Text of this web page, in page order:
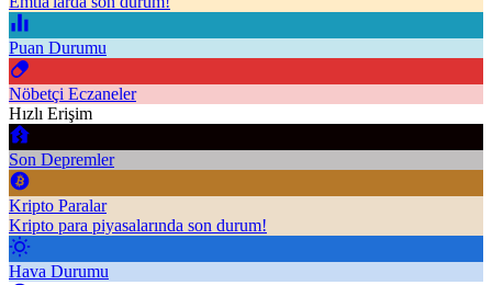
Puan Durumu
Nöbetçi Eczaneler
Hızlı Erişim
Son Depremler
Kripto Paralar
Kripto para piyasalarında son durum!
Hava Durumu